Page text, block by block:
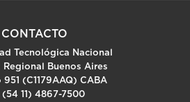
CONTACTO
Tecnológica Nacional
Regional Buenos Aires
951 (C1179AAQ) CABA
(54 11) 4867-7500